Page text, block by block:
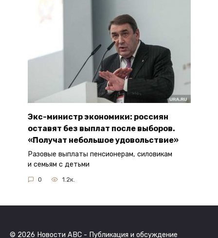
Экс-министр экономики: россиян
оставят без выплат после выборов.
«Получат небольшое удовольствие»
Разовые выплаты пенсионерам, силовикам
и семьям с детьми
0 1.2к.
© 2026 Новости ABC - Публикация и обсуждение